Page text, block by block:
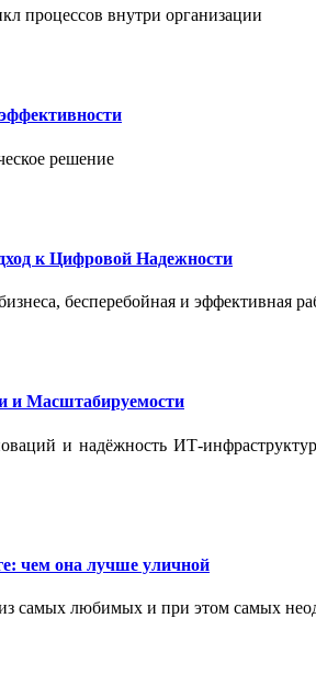
процессов внутри организации
решение
к Цифровой Надежности
бесперебойная и эффективная
и Масштабируемости
и надёжность ИТ-
чем она лучше уличной
самых любимых и при этом самых